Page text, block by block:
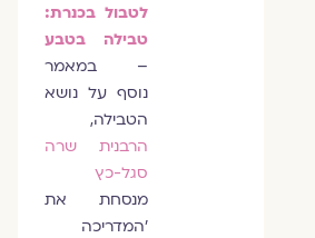
לטבול בכנרת:
טבילה בטבע
– במאמר
נוסף על נושא
הטבילה,
הרבנית שרה
סגל-כץ
מנסחת את
'המדריכה